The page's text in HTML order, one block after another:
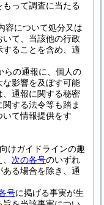
って調査に当たる
容について処分又は
て、当該他の行政
ることを含め、適
らの通報に、個人の
影響を及ぼす可能
通報に関する秘密
する法令等も踏ま
て情報提供をす
けガイドラインの趣
次の各号のいずれ
る場合を除き、通
号に掲げる事実が生